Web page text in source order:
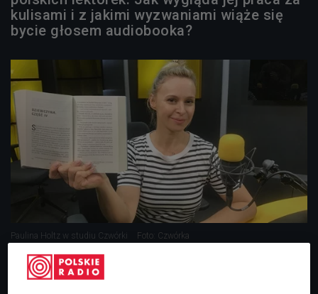
kulisami i z jakimi wyzwaniami wiąże się
bycie głosem audiobooka?
Paulina Holtz w studiu Czwórki Foto: Czwórka
Jedna z najlepszych polskich lektorek